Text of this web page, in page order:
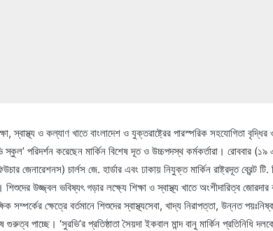
স্বাস্থ্য ও কল্যাণ খাতে বাংলাদেশ ও যুক্তরাষ্ট্রের পারস্পরিক সহযোগিতা
স্কুল’ পরিদর্শন করেছেন মার্কিন বিশেষ দূত ও উচ্চপদস্থ কর্মকর্তারা। রোববার
জেনারেশনস) চার্লস জে. হার্ডার এবং ঢাকায় নিযুক্ত মার্কিন রাষ্ট্রদূত ব্রেন্ট
উজ্জ্বল ভবিষ্যৎ গড়ার লক্ষ্যে শিক্ষা ও স্বাস্থ্য খাতে অংশীদারিত্ব
সম্পর্কের ক্ষেত্রে বর্তমানে শিশুদের স্বাস্থ্যসেবা, খাদ্য নিরাপত্তা, উন্নত
পাচ্ছে। ‘সুরভি’র প্রতিষ্ঠাতা সৈয়দা ইকবাল মান্দ বানু মার্কিন প্রতিনিধি